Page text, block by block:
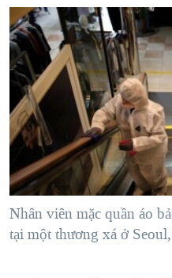
hướng
chính
Đi
"Tìm"
MỤC
TỰ DO BÁO CHÍ
VẠCH TRẦN TIN GIẢ
NGƯỜI VIỆT HẢI NGOẠI
ĐỜI SỐNG
KINH TẾ
KHOA HỌC
SỨC KHOẺ
VĂN HOÁ
CHUYÊN ĐỀ
CHIẾN TRANH THƯƠNG
TẠI
HÀNH TRÌNH BẦU CỬ
MỘT NĂM CHIẾN TRANH
GIẢI MÃ VÀNH ĐAI & CON
TRỊNH VĨNH BÌNH -
HỌC TIẾNG ANH
VIDEO
NGHE
MẠNG XÃ HỘI
Ngôn ngữ khác
Nhân viên mặc quần áo
tại một thương xá ở